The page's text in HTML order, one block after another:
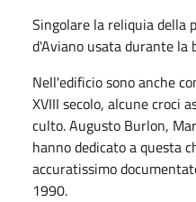
Singolare la reliquia della
d'Aviano usata durante la
Nell'edificio sono anche
XVIII secolo, alcune croci
culto. Augusto Burlon,
hanno dedicato a questa
accuratissimo
1990.